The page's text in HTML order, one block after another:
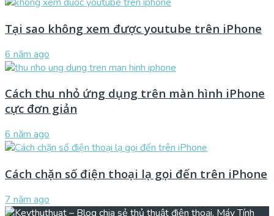
Tại sao không xem được youtube trên iPhone
6 năm ago
Cách thu nhỏ ứng dụng trên màn hình iPhone
cực đơn giản
6 năm ago
Cách chặn số điện thoại lạ gọi đến trên iPhone
7 năm ago